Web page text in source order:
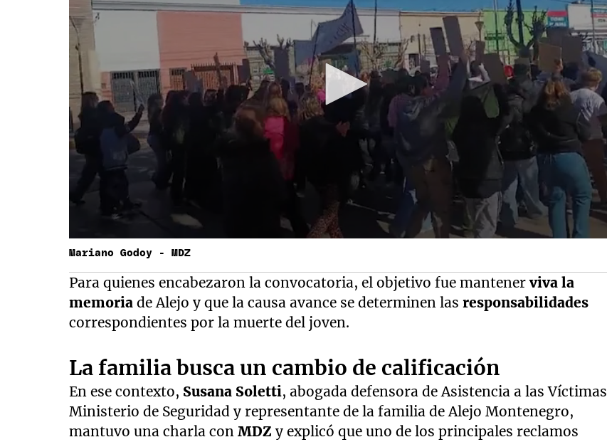
Mariano Godoy - MDZ
Para quienes encabezaron la convocatoria, el objetivo fue mantenerviva la
memoriade Alejo y que la causa avance se determinen las responsabilidades
correspondientes por la muerte del joven.
La familia busca un cambio de calificación
En ese contexto, Susana Soletti, abogada defensora de Asistencia a las Víctimas
Ministerio de Seguridad y representante de la familia de Alejo Montenegro,
mantuvo una charla conMDZy explicó que uno de los principales reclamos